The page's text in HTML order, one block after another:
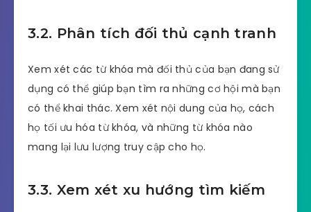
3.2. Phân tích đối thủ cạnh tranh
Xem xét các từ khóa mà đối thủ của bạn đang sử
dụng có thể giúp bạn tìm ra những cơ hội mà bạn
có thể khai thác. Xem xét nội dung của họ, cách
họ tối ưu hóa từ khóa, và những từ khóa nào
mang lại lưu lượng truy cập cho họ.
3.3. Xem xét xu hướng tìm kiếm